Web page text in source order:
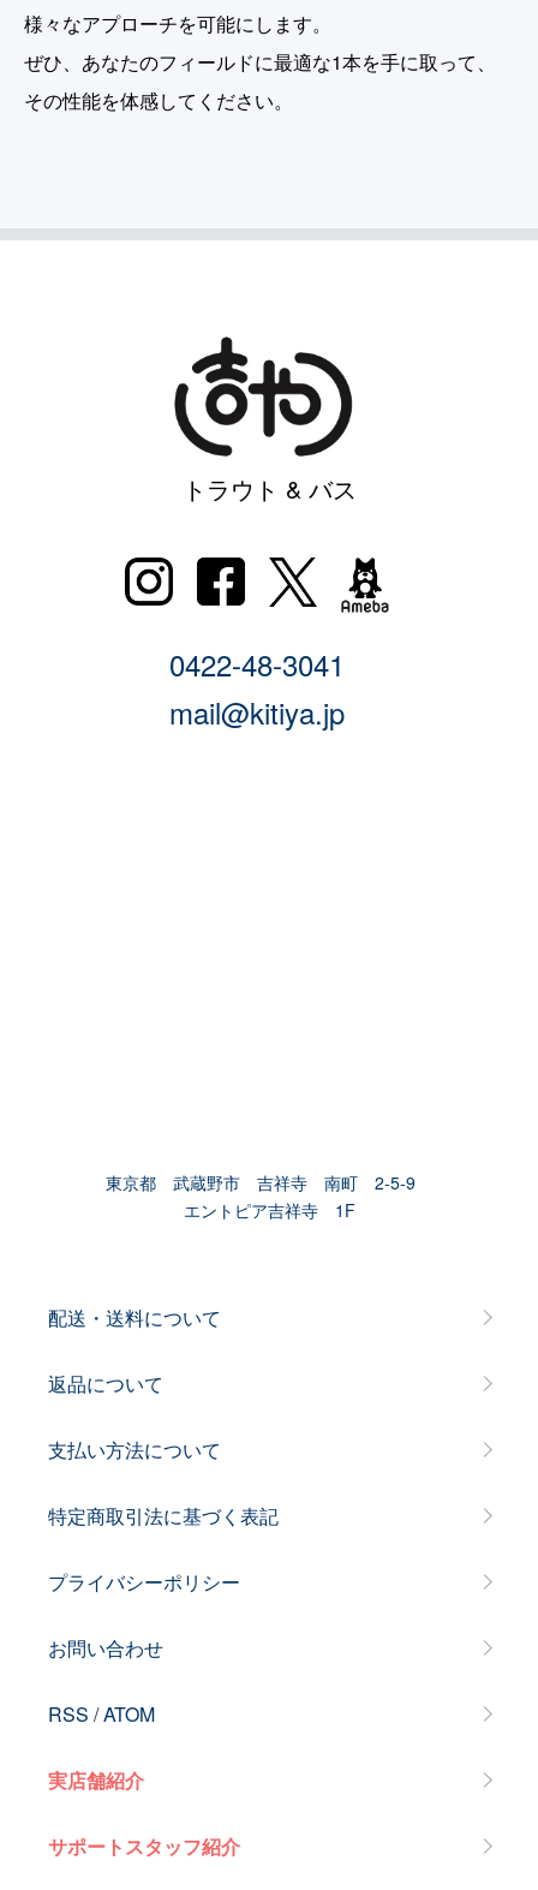
様々なアプローチを可能にします。
ぜひ、あなたのフィールドに最適な1本を手に取って、
その性能を体感してください。
トラウト & バス
0422-48-3041
mail@kitiya.jp
東京都 武蔵野市 吉祥寺 南町 2-5-9
エントピア吉祥寺 1F
配送・送料について
返品について
支払い方法について
特定商取引法に基づく表記
プライバシーポリシー
お問い合わせ
RSS /ATOM
実店舗紹介
サポートスタッフ紹介